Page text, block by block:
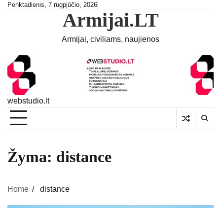
SkipPenktadienis, 7 rugpjūčio, 2026
Armijai.LT
Armijai, civiliams, naujienos
webstudio.lt
Žyma: distance
Home distance